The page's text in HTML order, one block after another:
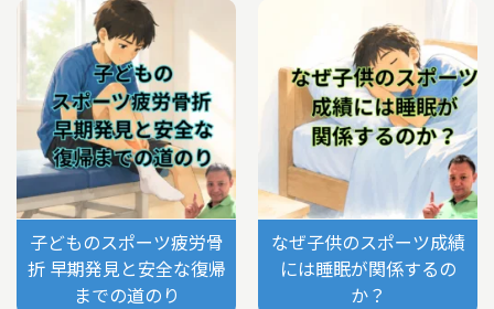
子どものスポーツ疲労骨
折 早期発見と安全な復帰
までの道のり
なぜ子供のスポーツ成績
には睡眠が関係するの
か？